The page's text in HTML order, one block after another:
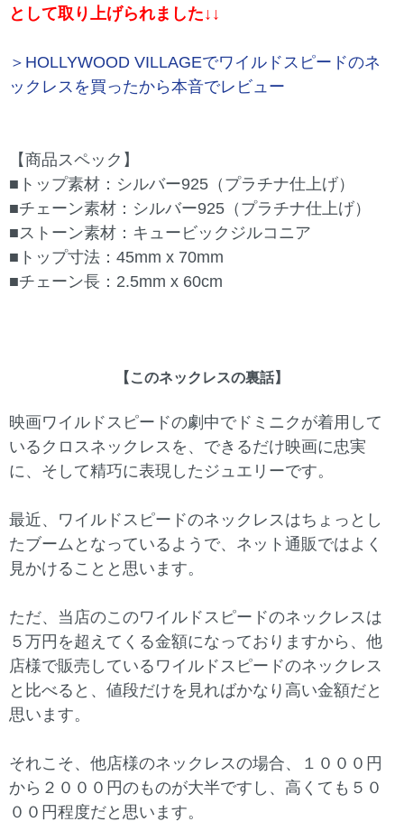
として取り上げられました↓↓
＞HOLLYWOOD VILLAGEでワイルドスピードのネ
ックレスを買ったから本音でレビュー
【商品スペック】
■トップ素材：シルバー925（プラチナ仕上げ）
■チェーン素材：シルバー925（プラチナ仕上げ）
■ストーン素材：キュービックジルコニア
■トップ寸法：45mm x 70mm
■チェーン長：2.5mm x 60cm
【このネックレスの裏話】
映画ワイルドスピードの劇中でドミニクが着用して
いるクロスネックレスを、できるだけ映画に忠実
に、そして精巧に表現したジュエリーです。
最近、ワイルドスピードのネックレスはちょっとし
たブームとなっているようで、ネット通販ではよく
見かけることと思います。
ただ、当店のこのワイルドスピードのネックレスは
５万円を超えてくる金額になっておりますから、他
店様で販売しているワイルドスピードのネックレス
と比べると、値段だけを見ればかなり高い金額だと
思います。
それこそ、他店様のネックレスの場合、１０００円
から２０００円のものが大半ですし、高くても５０
００円程度だと思います。